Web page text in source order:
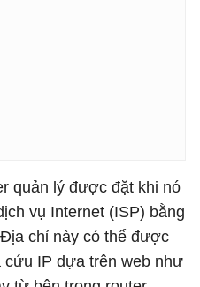
quản lý được đặt khi nó
vụ Internet (ISP) bằng
chỉ này có thể được
IP dựa trên web như